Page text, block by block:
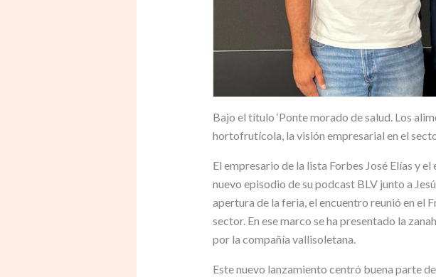
Bajo el título ‘Ponte morado de salud. Los
hortofrutícola, la visión empresarial en el
El empresario de la lista Forbes José Elías y
nuevo episodio de su podcast BLV junto a
apertura de la feria, el encuentro reunió en el
sector. En ese marco se ha presentado la
por la compañía vallisoletana.
Este nuevo lanzamiento centró buena parte